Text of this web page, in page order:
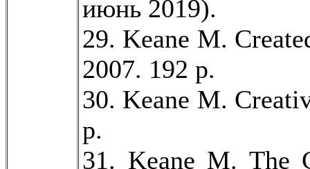
июнь 2019).
29. Keane M.
2007. 192 p.
30. Keane M.
p.
31. Keane M. The